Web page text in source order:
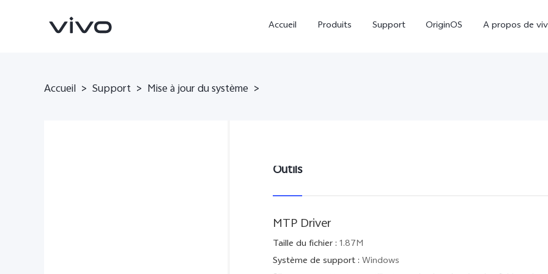
Accueil Produits Support OriginOS A propos de
Accueil > Support > Mise à jour du système >
Outils
MTP Driver
Taille du fichier: 1.87M
Système de support: Windows